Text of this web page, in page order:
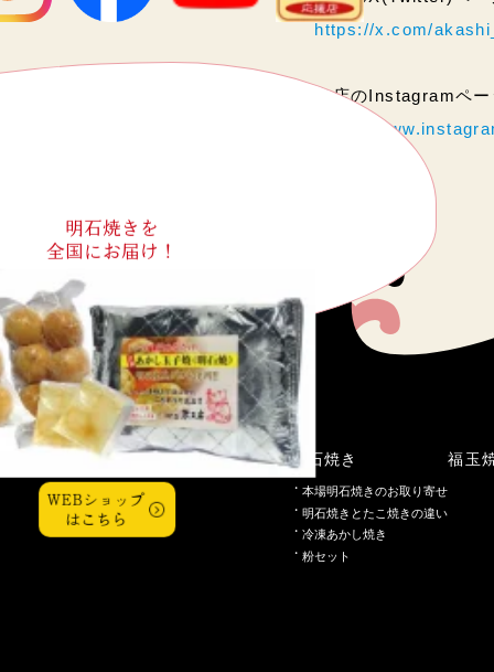
明石焼きを
全国にお届け！
WEBショップ
はこちら
https://x.com/
当店のInstagramペ
https://
こだわり明石焼き
本場明石焼きのお取り寄せ
明石焼きとたこ焼きの違い
冷凍あかし焼き
粉セット
福玉